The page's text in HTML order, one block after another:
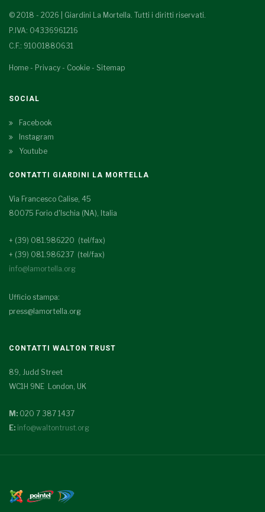
© 2018 - 2026 | Giardini La Mortella. Tutti i diritti riservati.
P.IVA: 04336961216
C.F.: 91001880631
Home - Privacy - Cookie - Sitemap
SOCIAL
Facebook
Instagram
Youtube
CONTATTI GIARDINI LA MORTELLA
Via Francesco Calise, 45
80075 Forio d'Ischia (NA), Italia
+ (39) 081.986220 (tel/fax)
+ (39) 081.986237 (tel/fax)
info@lamortella.org
Ufficio stampa:
press@lamortella.org
CONTATTI WALTON TRUST
89, Judd Street
WC1H 9NE London, UK
M: 020 7 387 1437
E: info@waltontrust.org